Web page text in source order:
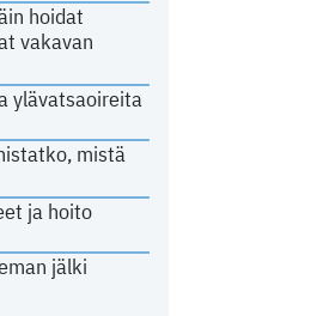
hoidat
vakavan
ylävatsaoireita
mistä
ja hoito
jälki